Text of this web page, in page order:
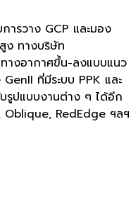
ารวาง GCP และมอง
ง ทางบริษัท
างอากาศขึ้น-ลงแบบแนว
ที่มีระบบ PPK และ
รูปแบบงานต่าง ๆ ได้อีก
Oblique, RedEdge ฯลฯ